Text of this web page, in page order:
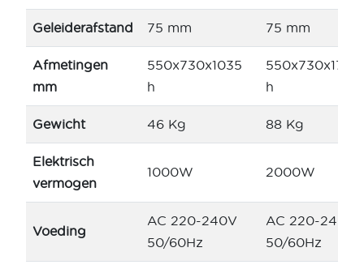
Geleiderafstand 75 mm 75 mm
Afmetingen
mm
550x730x1035
h
550x730x1760
h
Gewicht 46 Kg 88 Kg
Elektrisch
vermogen
1000W 2000W
Voeding
AC 220-240V
50/60Hz
AC 220-240V
50/60Hz